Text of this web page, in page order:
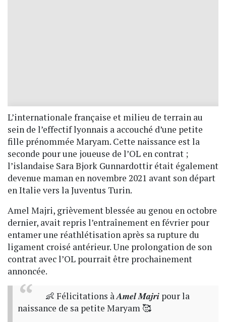
L’internationale française et milieu de terrain au
sein de l’effectif lyonnais a accouché d’une petite
fille prénommée Maryam. Cette naissance est la
seconde pour une joueuse de l’OL en contrat ;
l’islandaise Sara Bjork Gunnardottir était également
devenue maman en novembre 2021 avant son départ
en Italie vers la Juventus Turin.
Amel Majri, grièvement blessée au genou en octobre
dernier, avait repris l’entraînement en février pour
entamer une réathlétisation après sa rupture du
ligament croisé antérieur. Une prolongation de son
contrat avec l’OL pourrait être prochainement
annoncée.
👶 Félicitations à 𝑨𝒎𝒆𝒍 𝑴𝒂𝒋𝒓𝒊 pour la
naissance de sa petite Maryam 🥰